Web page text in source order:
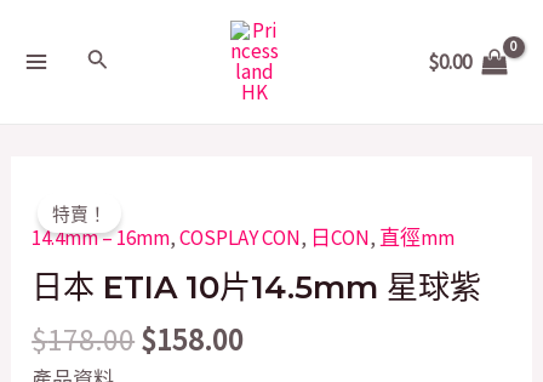
MENU
Search $0.00
特賣！
14.4mm – 16mm,COSPLAY CON, 日CON, 直徑mm
日本 ETIA 10片14.5mm 星球紫
$178.00
price
was:
$178.00.
$158.00
price
is:
$158.00.
本
ETIA
10
片
14.5mm